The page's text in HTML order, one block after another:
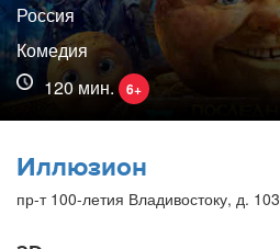
Россия
Комедия
120 мин.
6+
Иллюзион
пр-т 100-летия Владивостоку, д. 103